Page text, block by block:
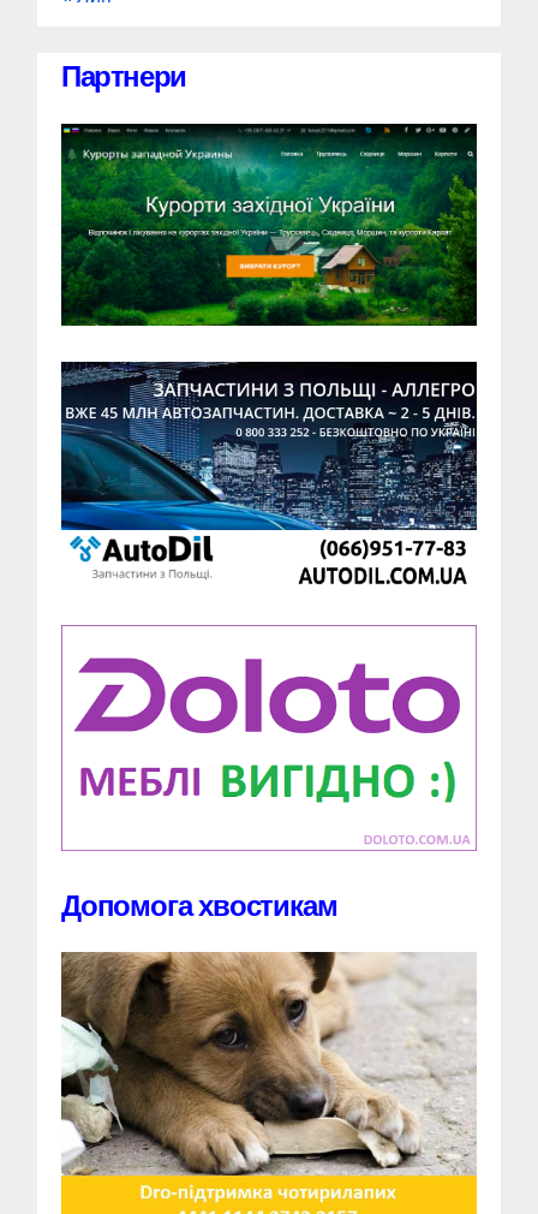
Партнери
Допомога хвостикам